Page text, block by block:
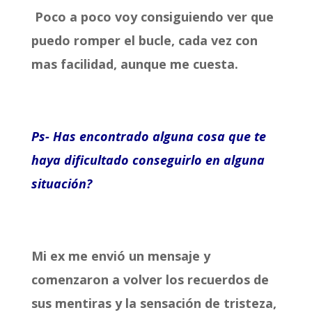
Poco a poco voy consiguiendo ver que
puedo romper el bucle, cada vez con
mas facilidad, aunque me cuesta.
Ps- Has encontrado alguna cosa que te
haya dificultado conseguirlo en alguna
situación?
Mi ex me envió un mensaje y
comenzaron a volver los recuerdos de
sus mentiras y la sensación de tristeza,